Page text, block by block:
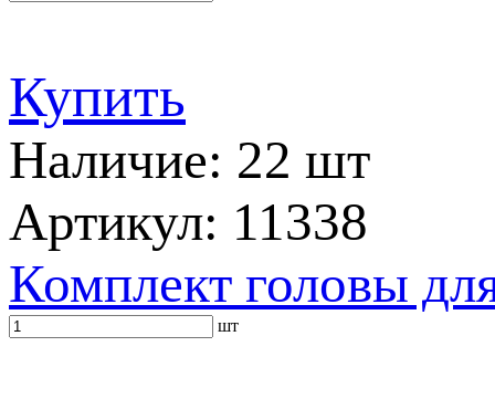
Купить
Наличие: 22 шт
Артикул: 11338
Комплект головы
шт